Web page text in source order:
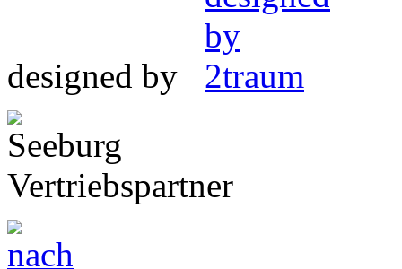
designed by
Vertriebspartner